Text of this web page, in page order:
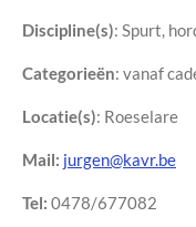
Discipline(s): Spurt,
Categorieën: vanaf
Locatie(s): Roeselare
Mail: jurgen@kavr.be
Tel: 0478/677082